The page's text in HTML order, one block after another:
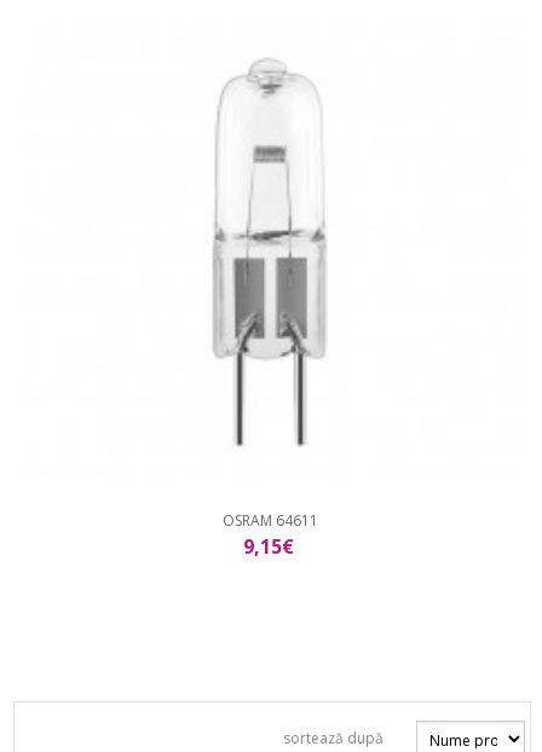
OSRAM 64611
9,15€
sortează după